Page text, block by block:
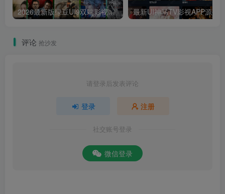
2026最新版绿豆UI9双端影视APP源码
评论 抢沙发
请登录后发表评论
登录 注册
社交账号登录
微信登录